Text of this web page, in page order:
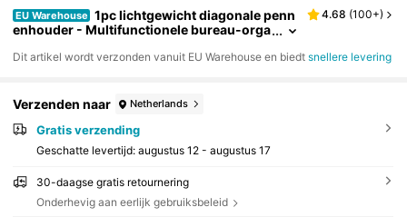
EU Warehouse 1pc lichtgewicht diagonale penn
enhouder - Multifunctionele bureau-orga
oos voor kantoorbenodigdheden voor studen
4.68 (100+)
Dit artikel wordt verzonden vanuit EU Warehouse en biedtsnellere levering
Verzenden naar Netherlands
Gratis verzending
Geschatte levertijd: augustus 12 - augustus 17
30-daagse gratis retournering
Onderhevig aan eerlijk gebruiksbeleid